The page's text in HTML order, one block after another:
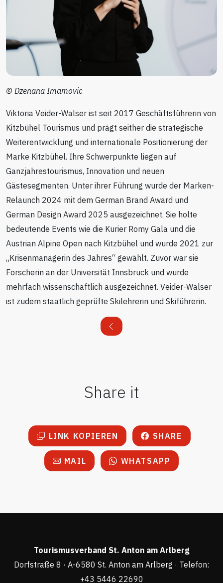
© Dzenana Imamovic
Viktoria Veider-Walser ist seit 2017 Geschäftsführerin von
Kitzbühel Tourismus und prägt seither die strategische
Weiterentwicklung und internationale Positionierung der
Marke Kitzbühel. Ihre Schwerpunkte liegen auf
Ganzjahrestourismus, Innovation und neuen
Gästesegmenten. Unter ihrer Führung wurde der Marken-
Relaunch 2024 mit dem German Brand Award und
German Design Award 2025 ausgezeichnet. Sie holte
bedeutende Events wie die Kurier Romy Gala und die
Austrian Alpine Open nach Kitzbühel und wurde 2021 zur
„Krisenmanagerin des Jahres“ gewählt. Zuvor war sie
Forscherin an der Universität Innsbruck und wurde
mehrfach wissenschaftlich ausgezeichnet. Veider-Walser
ist zudem staatlich geprüfte Skilehrerin und Skiführerin.
Share it
LINK KOPIEREN SHARE
MAIL WHATSAPP
Tourismusverband St. Anton am Arlberg
Dorfstraße 8 · A-6580 St. Anton am Arlberg · Telefon:
+43 5446 22690